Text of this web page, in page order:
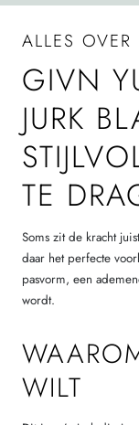
ALLES OVER
GIVN
JURK
TE
Soms zit de kracht
daar het perfecte
pasvorm, een
wordt.
WILT